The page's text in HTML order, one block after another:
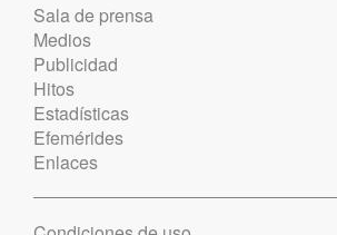
Sala de prensa
Medios
Publicidad
Hitos
Estadísticas
Efemérides
Enlaces